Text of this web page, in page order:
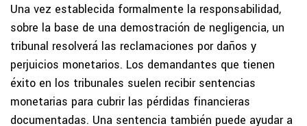
Una vez establecida formalmente la responsabilidad,
sobre la base de una demostración de negligencia, un
tribunal resolverá las reclamaciones por daños y
perjuicios monetarios. Los demandantes que tienen
éxito en los tribunales suelen recibir sentencias
monetarias para cubrir las pérdidas financieras
documentadas. Una sentencia también puede ayudar a